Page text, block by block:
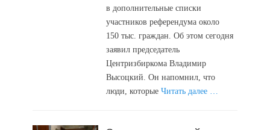
в дополнительные списки
участников референдума около
150 тыс. граждан. Об этом сегодня
заявил председатель
Центризбиркома Владимир
Высоцкий. Он напомнил, что
люди, которыеЧитать далее …